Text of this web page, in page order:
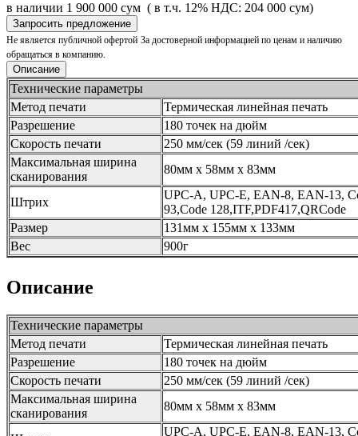
в наличии 1 900 000 сум ( в т.ч. 12% НДС: 204 000 сум)
Запросить предложение
Не является публичной офертой За достоверной информацией по ценам и наличию
обращаться в компанию.
Описание
Технические параметры
Метод печати
Термическая линейная печать
Разрешение
180 точек на дюйм
Скорость печати
250 мм/сек (59 линий /сек)
Максимальная ширина
сканирования
80мм х 58мм х 83мм
Штрих
UPC-A, UPC-E, EAN-8, EAN-13,
93,Code 128,ITF,PDF417,QRCode
Размер
131мм х 155мм х 133мм
Вес
900г
Описание
Технические параметры
Метод печати
Термическая линейная печать
Разрешение
180 точек на дюйм
Скорость печати
250 мм/сек (59 линий /сек)
Максимальная ширина
сканирования
80мм х 58мм х 83мм
UPC-A, UPC-E, EAN-8, EAN-13,